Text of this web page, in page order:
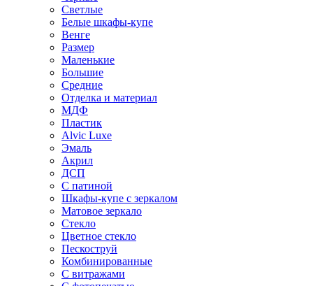
Светлые
Белые шкафы-купе
Венге
Размер
Маленькие
Большие
Средние
Отделка и материал
МДФ
Пластик
Alvic Luxe
Эмаль
Акрил
ДСП
С патиной
Шкафы-купе с зеркалом
Матовое зеркало
Стекло
Цветное стекло
Пескоструй
Комбинированные
С витражами